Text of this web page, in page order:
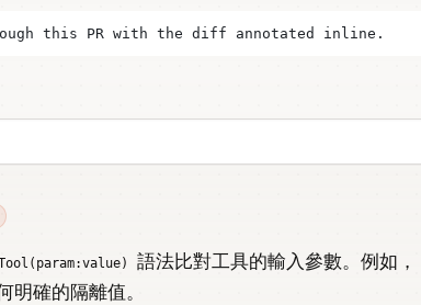
this PR with the diff annotated inline.
語法比對工具的輸入參數。例如，
明確的隔離值。